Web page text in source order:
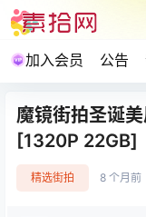
加入会员 公告
魔镜街拍圣诞
[1320P 22GB]
精选街拍 8 个月前